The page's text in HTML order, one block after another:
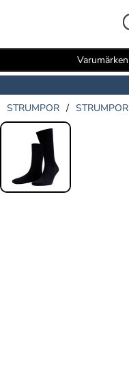
Varumärken
STRUMPOR / STRUMPOR